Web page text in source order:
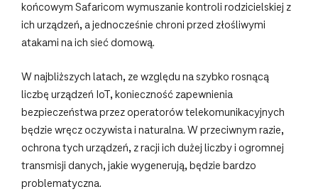
końcowym Safaricom wymuszanie kontroli rodzicielskiej z
ich urządzeń, a jednocześnie chroni przed złośliwymi
atakami na ich sieć domową.
W najbliższych latach, ze względu na szybko rosnącą
liczbę urządzeń IoT, konieczność zapewnienia
bezpieczeństwa przez operatorów telekomunikacyjnych
będzie wręcz oczywista i naturalna. W przeciwnym razie,
ochrona tych urządzeń, z racji ich dużej liczby i ogromnej
transmisji danych, jakie wygenerują, będzie bardzo
problematyczna.